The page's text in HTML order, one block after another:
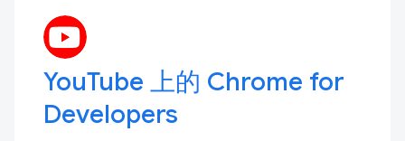
YouTube 上的 Chrome for
Developers